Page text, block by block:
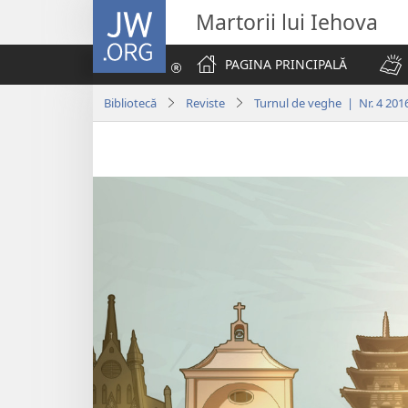
JW.ORG Martorii lui Iehova
PAGINA PRINCIPALĂ
Bibliotecă Reviste Turnul de veghe | Nr. 4